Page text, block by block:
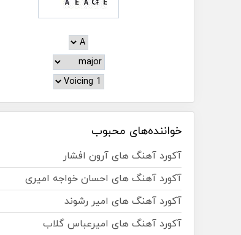
خواننده‌های محبوب
آکورد آهنگ های آرون افشار
آکورد آهنگ های احسان خواجه امیری
آکورد آهنگ های امیر رشوند
آکورد آهنگ های امیرعباس گلاب